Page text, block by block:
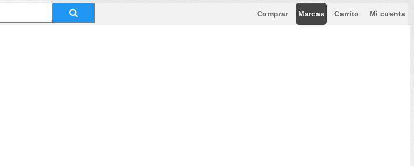
Comprar Marcas Carrito Mi cuenta